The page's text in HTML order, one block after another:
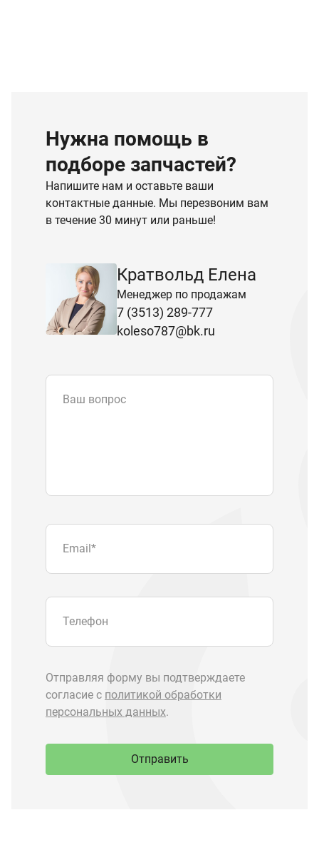
Нужна помощь в
подборе запчастей?
Напишите нам и оставьте ваши
контактные данные. Мы перезвоним вам
в течение 30 минут или раньше!
Кратвольд Елена
Менеджер по продажам
7 (3513) 289-777
koleso787@bk.ru
Ваш вопрос
Запчасти Урал
Запчасти Камаз
Спецпредложения